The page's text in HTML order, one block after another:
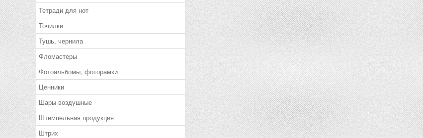
Тетради для нот
Точилки
Тушь, чернила
Фломастеры
Фотоальбомы, фоторамки
Ценники
Шары воздушные
Штемпельная продукция
Штрих